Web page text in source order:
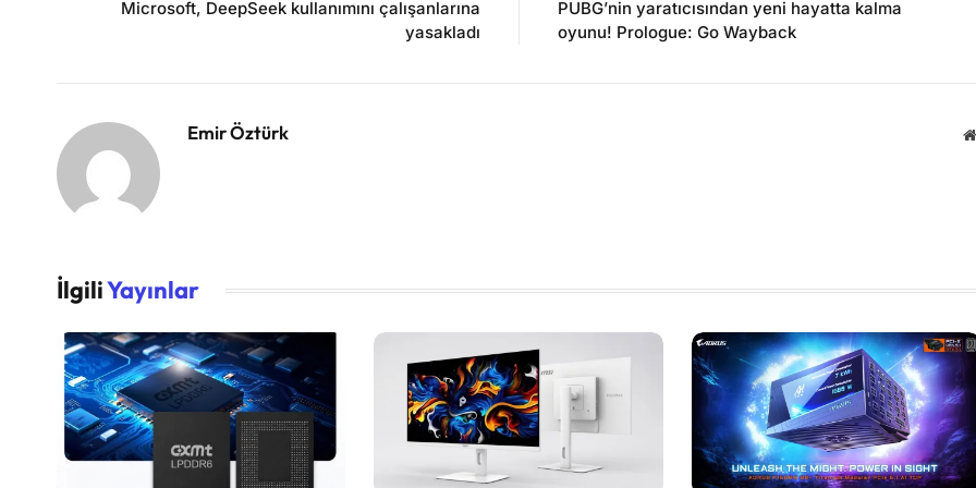
Microsoft, DeepSeek kullanımını çalışanlarına
yasakladı
PUBG’nin yaratıcısından yeni hayatta kalma
oyunu! Prologue: Go Wayback
Emir Öztürk
İlgiliYayınlar